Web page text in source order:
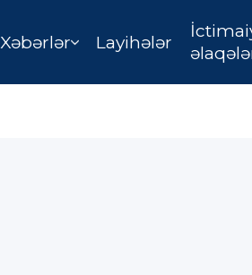
Xəbərlər Layihələr